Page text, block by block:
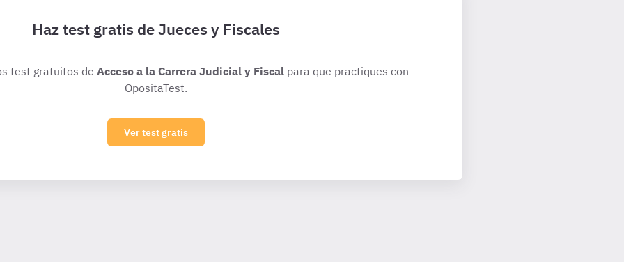
Haz test gratis de Jueces y Fiscales
test gratuitos de Acceso a la Carrera Judicial y Fiscalpara que practiques con
OpositaTest.
Ver test gratis